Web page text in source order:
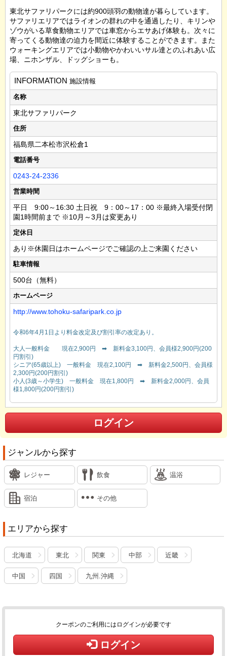
東北サファリパークには約900頭羽の動物達が暮らしています。
サファリエリアではライオンの群れの中を通過したり、キリンや
ゾウがいる草食動物エリアでは車窓からエサあげ体験も。次々に
寄ってくる動物達の迫力を間近に体験することができます。また
ウォーキングエリアでは小動物やかわいいサル達とのふれあい広
場、ニホンザル、ドッグショーも。
INFORMATION 施設情報
名称
東北サファリパーク
住所
福島県二本松市沢松倉1
電話番号
0243-24-2336
営業時間
平日 9:00～16:30 土日祝 9：00～17：00 ※最終入場受付閉
園1時間前まで ※10月～3月は変更あり
定休日
あり※休園日はホームページでご確認の上ご来園ください
駐車情報
500台（無料）
ホームページ
http://www.tohoku-safaripark.co.jp
令和6年4月1日より料金改定及び割引率の改定あり。
大人一般料金 現在2,900円 ➡ 新料金3,100円、会員様2,900円(200
円割引)
シニア(65歳以上) 一般料金 現在2,100円 ➡ 新料金2,500円、会員様
2,300円(200円割引)
小人(3歳～小学生) 一般料金 現在1,800円 ➡ 新料金2,000円、会員
様1,800円(200円割引)
ログイン
ジャンルから探す
レジャー 飲食 温浴
宿泊 その他
エリアから探す
北海道 東北 関東 中部 近畿
中国 四国 九州.沖縄
クーポンのご利用にはログインが必要です
ログイン